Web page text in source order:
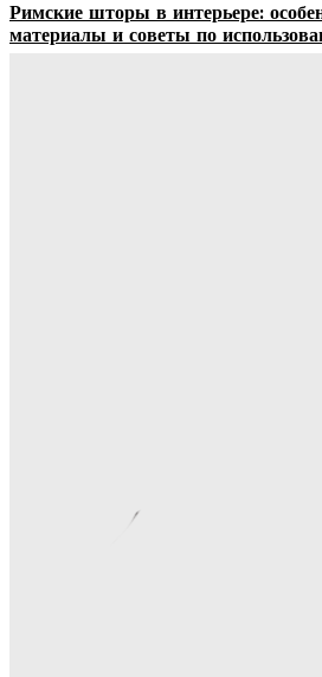
Римские шторы в интерьере:
материалы и советы по